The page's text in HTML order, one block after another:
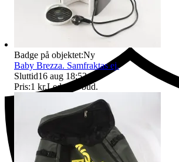
Ersättning om du inte får din vara
Badge på objektet:Ny
Baby Brezza. Samfraktas ej.
Sluttid16 aug 18:52.
Pris:1 kr,Ledande bud.